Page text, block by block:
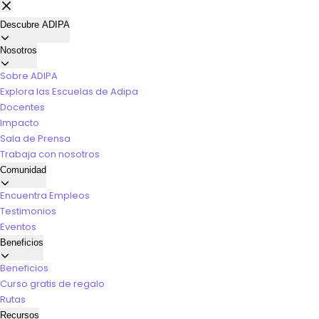
Descubre ADIPA
Nosotros
Sobre ADIPA
Explora las Escuelas de Adipa
Docentes
Impacto
Sala de Prensa
Trabaja con nosotros
Comunidad
Encuentra Empleos
Testimonios
Eventos
Beneficios
Beneficios
Curso gratis de regalo
Rutas
Recursos